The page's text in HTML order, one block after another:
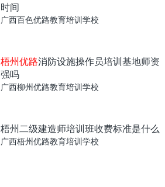
时间
广西百色优路教育培训学校
梧州优路消防设施操作员培训基地师资
强吗
广西柳州优路教育培训学校
梧州二级建造师培训班收费标准是什么
广西梧州优路教育培训学校